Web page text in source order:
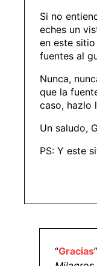
Si no
eches un
en este
fuentes al
Nunca,
que la
caso, hazlo
Un saludo,
PS: Y este
“Gracias”